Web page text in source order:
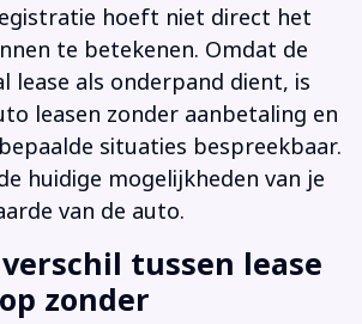
hoeft niet direct het
te betekenen. Omdat de
lease als onderpand dient, is
leasen zonder aanbetaling en
situaties bespreekbaar.
huidige mogelijkheden van je
van de auto.
tussen lease
zonder